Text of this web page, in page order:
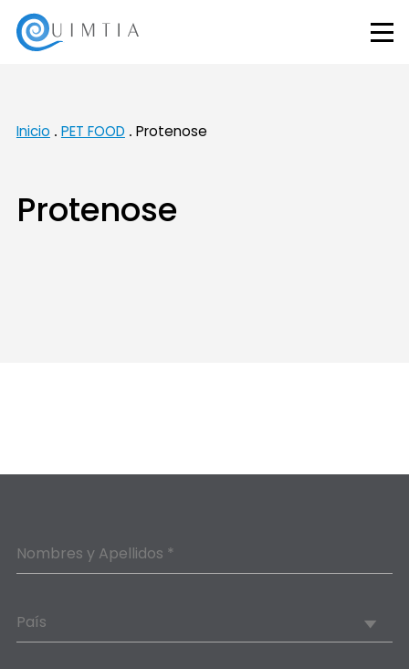
Inicio PET FOOD Protenose
Protenose
Nombres y Apellidos *
País